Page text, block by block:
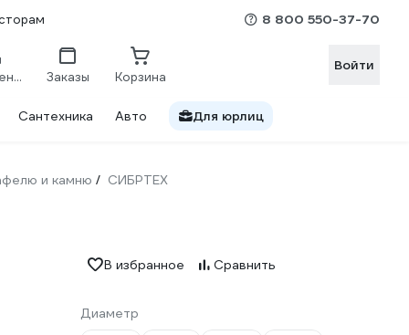
8 800 550-37-70
Сравнение Заказы Корзина
Войти
Сантехника Авто Для юрлиц
и камню / СИБРТЕХ
В избранное Сравнить
Диаметр